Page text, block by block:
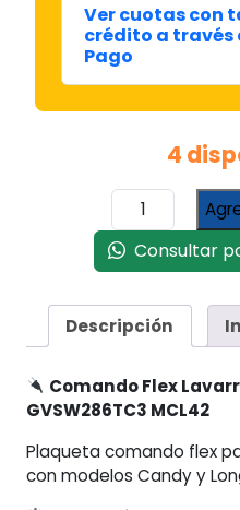
Ver cuotas con
crédito a través
Pago
4
Comando
Flex
Lavarropas
Candy
MCL42
cantidad
Consultar
Descripción
Comando Flex
GVSW286TC3 MCL42
Plaqueta comando flex
con modelos Candy y